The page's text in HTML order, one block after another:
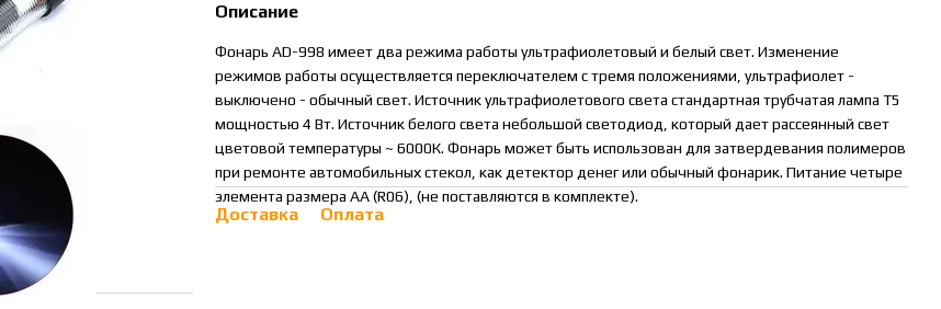
Описание
Фонарь AD-998 имеет два режима работы ультрафиолетовый и белый свет. Изменение
режимов работы осуществляется переключателем с тремя положениями, ультрафиолет -
выключено - обычный свет. Источник ультрафиолетового света стандартная трубчатая лампа Т5
мощностью 4 Вт. Источник белого света небольшой светодиод, который дает рассеянный свет
цветовой температуры ~ 6000К. Фонарь может быть использован для затвердевания полимеров
при ремонте автомобильных стекол, как детектор денег или обычный фонарик. Питание четыре
элемента размера АА (R06), (не поставляются в комплекте).
Доставка Оплата